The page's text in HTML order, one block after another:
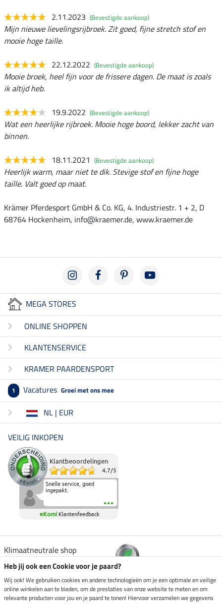
2.11.2023 (Bevestigde aankoop)
Mijn nieuwe lievelingsrijbroek. Zit goed, fijne stretch stof en
mooie hoge taille.
22.12.2022 (Bevestigde aankoop)
Mooie broek, heel fijn voor de frissere dagen. De maat is zoals
ik altijd heb.
19.9.2022 (Bevestigde aankoop)
Wat een heerlijke rijbroek. Mooie hoge boord, lekker zacht van
binnen.
18.11.2021 (Bevestigde aankoop)
Heerlijk warm, maar niet te dik. Stevige stof en fijne hoge
taille. Valt goed op maat.
Krämer Pferdesport GmbH & Co. KG, 4. Industriestr. 1 + 2, D
68764 Hockenheim, info@kraemer.de, www.kraemer.de
MEGA STORES
ONLINE SHOPPEN
KLANTENSERVICE
KRAMER PAARDENSPORT
1 Vacatures Groei met ons mee
NL | EUR
VEILIG INKOPEN
Klantbeoordelingen
4.7/5
Snelle service, goed
ingepakt.
eKomi Klantenfeedback
Klimaatneutrale shop
Verzending per
Heb jij ook een Cookie voor je paard?
Wij ook! We gebruiken cookies en andere technologieën om je een optimale en veilige
online winkelen aan te bieden, om de prestaties van onze website te meten en om
relevante producten voor jou en je paard te tonen! Hiervoor verzamelen we gegevens